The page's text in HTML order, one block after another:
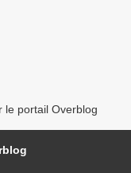
le portail Overblog